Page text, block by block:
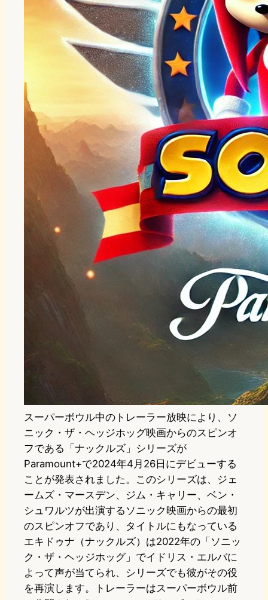
スーパーボウル中のトレーラー放映により、ソ
ニック・ザ・ヘッジホッグ映画からのスピンオ
フである「ナックルズ」シリーズが
Paramount+で2024年4月26日にデビューする
ことが発表されました。このシリーズは、ジェ
ームズ・マースデン、ジム・キャリー、ベン・
シュワルツが出演するソニック映画からの最初
のスピンオフであり、タイトルにもなっている
エキドゥナ（ナックルズ）は2022年の「ソニッ
ク・ザ・ヘッジホッグ」でイドリス・エルバに
よって声が当てられ、シリーズでも彼がその役
を再演します。トレーラーはスーパーボウル前